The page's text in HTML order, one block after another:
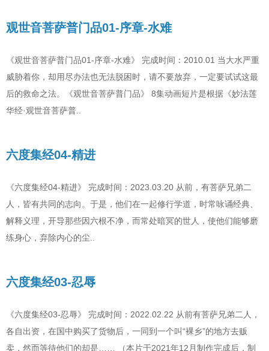
观世音菩萨普门品01-序章-水难
《观世音菩萨普门品01-序章-水难》 完成时间：2010.01 当大水严重
威胁着你，却用尽办法也无法脱困时，请不要放弃，一定要试试这最
后的救命之法。《观世音菩萨普门品》 8集动画短片是根据《妙法莲
华经·观世音菩萨普..
六度集经04-精进
《六度集经04-精进》 完成时间：2023.03.20 从前，有菩萨兄弟二
人，皆有共同的志向。于是，他们在一起修行学道，时常咏诵经典、
解释义理，开导那些因六根不净，而常处暗冥的世人，使他们能够磨
练身心，弃除内心的尘..
六度集经03-忍辱
《六度集经03-忍辱》 完成时间：2022.02.22 从前有菩萨兄弟二人，
各自出资，在国中购买了货物后，一同到一个叫“裸乡”的地方去贩
卖，然而等待他们的却是…… （本片于2021年12月制作完成后，制